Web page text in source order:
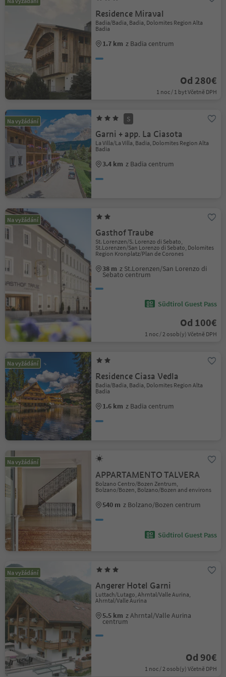
Residence Miraval
Badia/Badia, Badia, Dolomites Region Alta
Badia
1.7 km z Badia centrum
Od 280€
1 noc / 1 byt Včetně DPH
Na vyžádání S
Garni + app. La Ciasota
La Villa/La Villa, Badia, Dolomites Region Alta
Badia
3.4 km z Badia centrum
Na vyžádání
Gasthof Traube
St. Lorenzen/S. Lorenzo di Sebato,
St.Lorenzen/San Lorenzo di Sebato, Dolomites
Region Kronplatz/Plan de Corones
38 m z St.Lorenzen/San Lorenzo di
Sebato centrum
Südtirol Guest Pass
Od 100€
1 noc / 2 osob(y) Včetně DPH
Na vyžádání
Residence Ciasa Vedla
Badia/Badia, Badia, Dolomites Region Alta
Badia
1.6 km z Badia centrum
Na vyžádání
APPARTAMENTO TALVERA
Bolzano Centro/Bozen Zentrum,
Bolzano/Bozen, Bolzano/Bozen and environs
540 m z Bolzano/Bozen centrum
Südtirol Guest Pass
Na vyžádání
Angerer Hotel Garni
Luttach/Lutago, Ahrntal/Valle Aurina,
Ahrntal/Valle Aurina
5.5 km z Ahrntal/Valle Aurina
centrum
Od 90€
1 noc / 2 osob(y) Včetně DPH